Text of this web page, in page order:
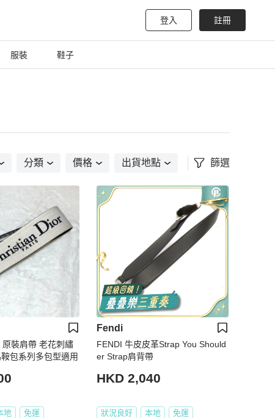
登入 註冊
服裝 鞋子
分類 價格 出貨地點 篩選
裝肩帶 老花刺繡
包系列多包型適用
地 免運
Fendi
FENDI 牛皮皮革Strap You Should
er Strap肩背帶
HKD 2,040
狀況良好 本地 免運